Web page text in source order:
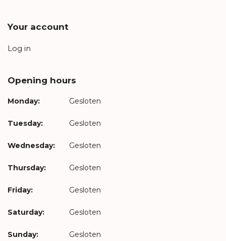
Your account
Log in
Opening hours
Monday: Gesloten
Tuesday: Gesloten
Wednesday: Gesloten
Thursday: Gesloten
Friday: Gesloten
Saturday: Gesloten
Sunday: Gesloten